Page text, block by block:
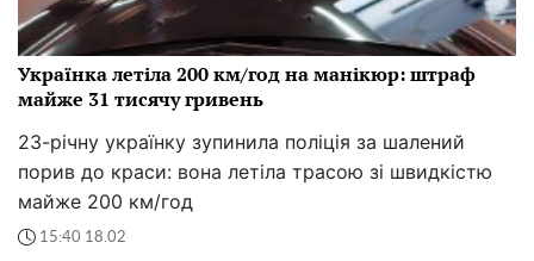
Українка летіла 200 км/год на манікюр: штраф
майже 31 тисячу гривень
23-річну українку зупинила поліція за шалений
порив до краси: вона летіла трасою зі швидкістю
майже 200 км/год
15:40 18.02